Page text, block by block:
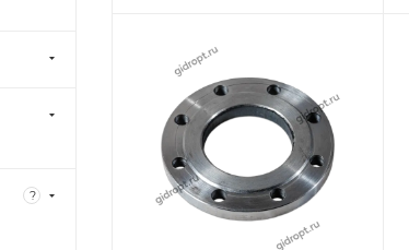
?